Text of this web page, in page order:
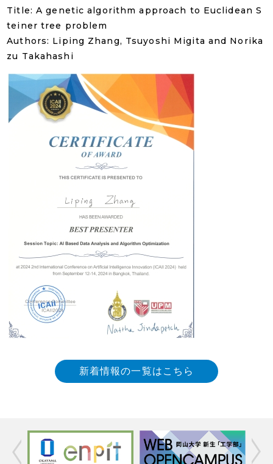
Title: A genetic algorithm approach to Euclidean S
teiner tree problem
Authors: Liping Zhang, Tsuyoshi Migita and Norika
zu Takahashi
新着情報の一覧はこちら